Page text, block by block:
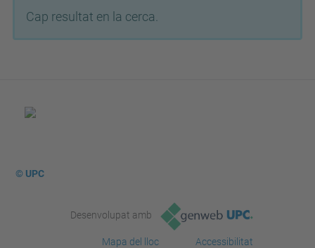
Cap resultat en la cerca.
© UPC
Desenvolupat amb
Mapa del lloc
Accessibilitat